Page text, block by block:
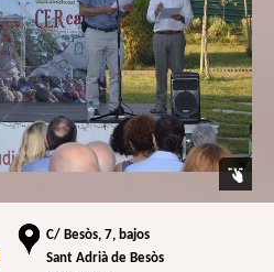
C/ Besòs, 7, bajos
Sant Adrià de Besòs